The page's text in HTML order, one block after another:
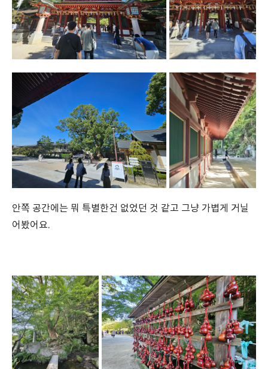
안쪽 공간에는 뭐 특별한건 없었던 것 같고 그냥 가볍게 거닐
어봤어요.